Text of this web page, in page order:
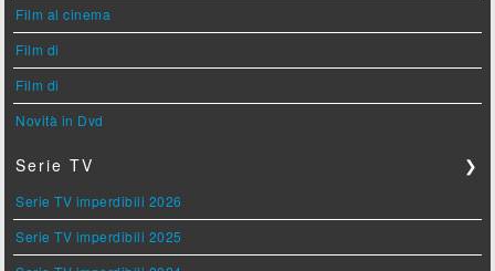
Film al cinema
Film di
Film di
Novità in Dvd
Serie TV ❯
Serie TV imperdibili 2026
Serie TV imperdibili 2025